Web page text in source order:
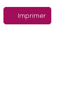
Imprimer